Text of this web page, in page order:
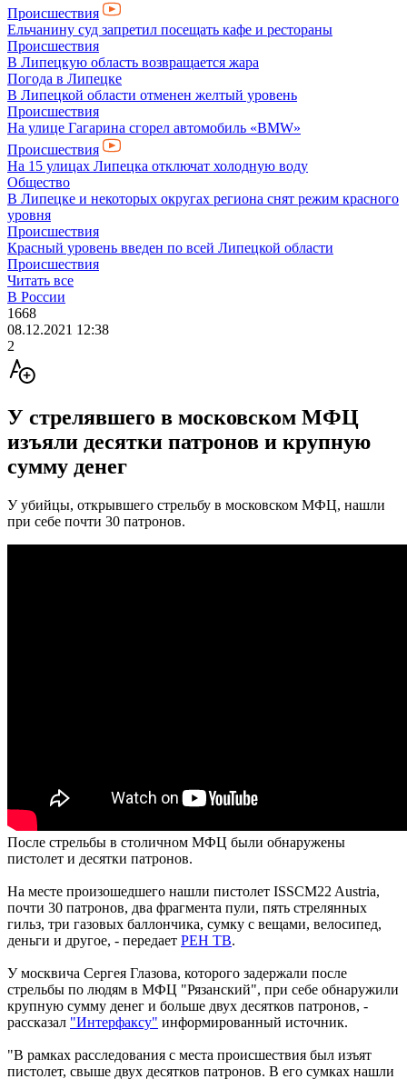
Происшествия
Ельчанину суд запретил посещать кафе и рестораны
Происшествия
В Липецкую область возвращается жара
Погода в Липецке
В Липецкой области отменен желтый уровень
Происшествия
На улице Гагарина сгорел автомобиль «BMW»
Происшествия
На 15 улицах Липецка отключат холодную воду
Общество
В Липецке и некоторых округах региона снят режим красного
уровня
Происшествия
Красный уровень введен по всей Липецкой области
Происшествия
Читать все
В России
1668
08.12.2021 12:38
2
У стрелявшего в московском МФЦ
изъяли десятки патронов и крупную
сумму денег
У убийцы, открывшего стрельбу в московском МФЦ, нашли
при себе почти 30 патронов.
После стрельбы в столичном МФЦ были обнаружены
пистолет и десятки патронов.
На месте произошедшего нашли пистолет ISSCM22 Austria,
почти 30 патронов, два фрагмента пули, пять стрелянных
гильз, три газовых баллончика, сумку с вещами, велосипед,
деньги и другое, - передает РЕН ТВ.
У москвича Сергея Глазова, которого задержали после
стрельбы по людям в МФЦ "Рязанский", при себе обнаружили
крупную сумму денег и больше двух десятков патронов, -
рассказал "Интерфаксу" информированный источник.
"В рамках расследования с места происшествия был изъят
пистолет, свыше двух десятков патронов. В его сумках нашли